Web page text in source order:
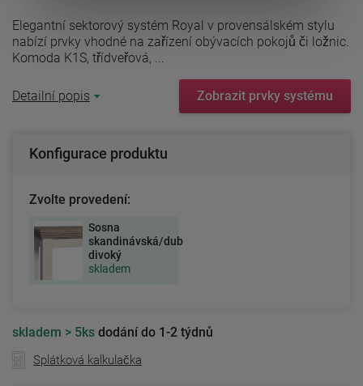
Elegantní sektorový systém Royal v provensálském stylu
nabízí prvky vhodné na zařízení obývacích pokojů či ložnic.
Komoda K1S, třídveřová, ...
Detailní popis Zobrazit prvky systému
Konfigurace produktu
Zvolte provedení:
Sosna
skandinávská/dub
divoký
skladem
skladem > 5ks dodání do 1-2 týdnů
Splátková kalkulačka